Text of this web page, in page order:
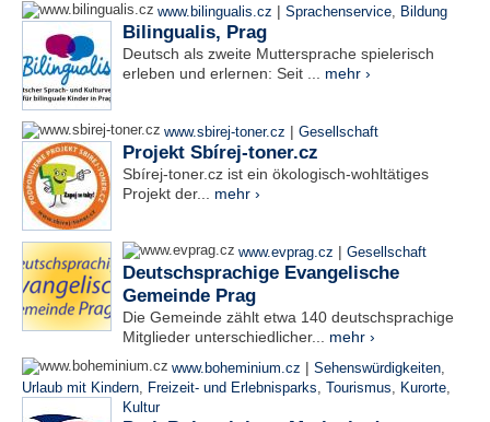
www.bilingualis.cz | Sprachenservice Bildung
Bilingualis, Prag
Deutsch als zweite Muttersprache spielerisch
erleben und erlernen: Seit ... mehr ›
www.sbirej-toner.cz | Gesellschaft
Projekt Sbírej-toner.cz
Sbírej-toner.cz ist ein ökologisch-wohltätiges
Projekt der... mehr ›
www.evprag.cz | Gesellschaft
Deutschsprachige Evangelische
Gemeinde Prag
Die Gemeinde zählt etwa 140 deutschsprachige
Mitglieder unterschiedlicher... mehr ›
www.boheminium.cz | Sehenswürdigkeiten
Urlaub mit Kindern
Freizeit- und Erlebnisparks Tourismus Kurorte
Kultur